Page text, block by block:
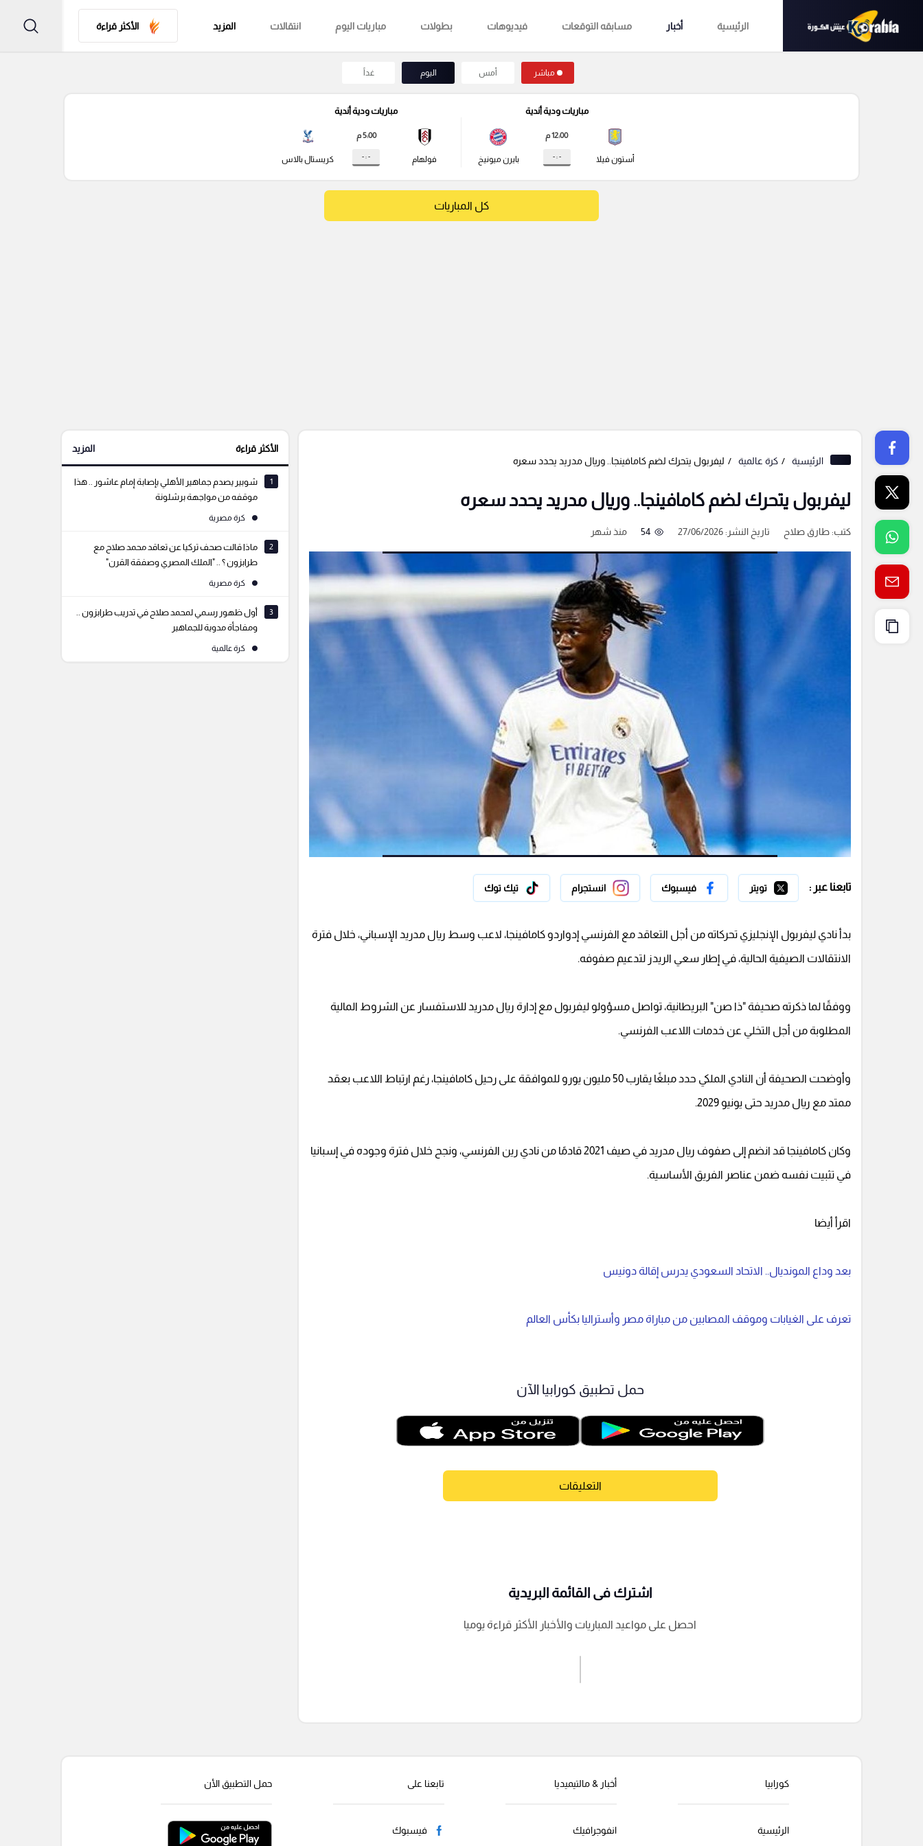
الرئيسية أخبار مسابقه التوقعات فيديوهات بطولات مباريات اليوم انتقالات المزيد الأكثر قراءة
مباشر أمس اليوم غداً
مباريات ودية أندية
أستون فيلا
12:00 م
- : - بايرن ميونيخ
مباريات ودية أندية
فولهام
5:00 م
- : - كريستال بالاس
كل المباريات
الرئيسية كرة عالمية ليفربول يتحرك لضم كامافينجا.. وريال مدريد يحدد سعره
ليفربول يتحرك لضم كامافينجا.. وريال مدريد يحدد سعره
كتب:طارق صلاح تاريخ النشر: 27/06/2026 54 منذ شهر
تابعنا عبر : تويتر فيسبوك انستجرام تيك توك
بدأ نادي ليفربول الإنجليزي تحركاته من أجل التعاقد مع الفرنسي إدواردو كامافينجا، لاعب وسط ريال مدريد الإسباني، خلال فترة
الانتقالات الصيفية الحالية، في إطار سعي الريدز لتدعيم صفوفه.
ووفقًا لما ذكرته صحيفة "ذا صن" البريطانية، تواصل مسؤولو ليفربول مع إدارة ريال مدريد للاستفسار عن الشروط المالية
المطلوبة من أجل التخلي عن خدمات اللاعب الفرنسي.
وأوضحت الصحيفة أن النادي الملكي حدد مبلغًا يقارب 50 مليون يورو للموافقة على رحيل كامافينجا، رغم ارتباط اللاعب بعقد
ممتد مع ريال مدريد حتى يونيو 2029.
وكان كامافينجا قد انضم إلى صفوف ريال مدريد في صيف 2021 قادمًا من نادي رين الفرنسي، ونجح خلال فترة وجوده في إسبانيا
في تثبيت نفسه ضمن عناصر الفريق الأساسية.
اقرأ أيضا
بعد وداع المونديال.. الاتحاد السعودي يدرس إقالة دونيس
تعرف على الغيابات وموقف المصابين من مباراة مصر وأستراليا بكأس العالم
حمل تطبيق كورابيا الآن
التعليقات
إرسال تعليق
اشترك فى القائمة البريدية
احصل على مواعيد المباريات والأخبار الأكثر قراءة يوميا
الأكثر قراءة المزيد
1
شوبير يصدم جماهير الأهلي بإصابة إمام عاشور .. هذا
موقفه من مواجهة برشلونة
كرة مصرية
2
ماذا قالت صحف تركيا عن تعاقد محمد صلاح مع
طرابزون ؟ .. "الملك المصري وصفقة القرن"
كرة مصرية
3
أول ظهور رسمي لمحمد صلاح في تدريب طرابزون ..
ومفاجأة مدوية للجماهير
كرة عالمية
كورابيا
الرئيسية
أخبار & مالتيميديا
انفوجرافيك
تابعنا على
فيسبوك
حمل التطبيق الأن